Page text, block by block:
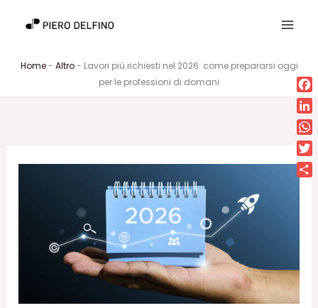
Home- Altro- Lavori più richiesti nel 2026: come prepararsi oggi
per le professioni di domani